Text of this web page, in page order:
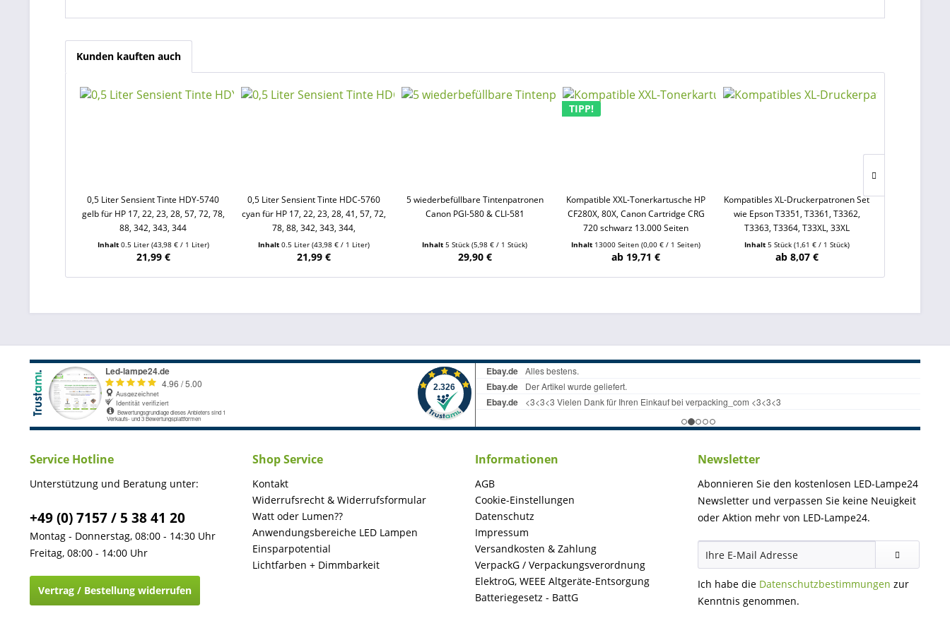
Kunden kauften auch
0,5 Liter Sensient Tinte HDY-5740
gelb für HP 17, 22, 23, 28, 57, 72, 78,
88, 342, 343, 344
Inhalt 0.5 Liter (43,98 € / 1 Liter)
21,99 €
0,5 Liter Sensient Tinte HDC-5760
cyan für HP 17, 22, 23, 28, 41, 57, 72,
78, 88, 342, 343, 344,
Inhalt0.5 Liter(43,98 € / 1 Liter)
21,99 €
5 wiederbefüllbare Tintenpatronen
Canon PGI-580 & CLI-581
Inhalt5 Stück(5,98 € / 1 Stück)
29,90 €
TIPP!
Kompatible XXL-Tonerkartusche HP
CF280X, 80X, Canon Cartridge CRG
720 schwarz 13.000 Seiten
Inhalt 13000 Seiten(0,00 € / 1 Seiten)
ab 19,71 €
Kompatibles XL-Druckerpatronen Set
wie Epson T3351, T3361, T3362,
T3363, T3364, T33XL, 33XL
Inhalt 5 Stück (1,61 € / 1 Stück)
ab 8,07 €
Service Hotline
Unterstützung und Beratung unter:
+49 (0) 7157 / 5 38 41 20
Montag - Donnerstag, 08:00 - 14:30 Uhr
Freitag, 08:00 - 14:00 Uhr
Vertrag / Bestellung widerrufen
Shop Service
Kontakt
Widerrufsrecht & Widerrufsformular
Watt oder Lumen??
Anwendungsbereiche LED Lampen
Einsparpotential
Lichtfarben + Dimmbarkeit
Informationen
AGB
Cookie-Einstellungen
Datenschutz
Impressum
Versandkosten & Zahlung
VerpackG / Verpackungsverordnung
ElektroG, WEEE Altgeräte-Entsorgung
Batteriegesetz - BattG
Newsletter
Abonnieren Sie den kostenlosen LED-Lampe24
Newsletter und verpassen Sie keine Neuigkeit
oder Aktion mehr von LED-Lampe24.
Ich habe die Datenschutzbestimmungen zur
Kenntnis genommen.